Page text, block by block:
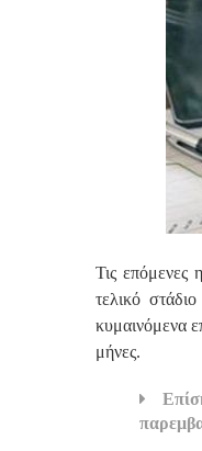
Τις επόμενες
τελικό
κυμαινόμενα
μήνες.